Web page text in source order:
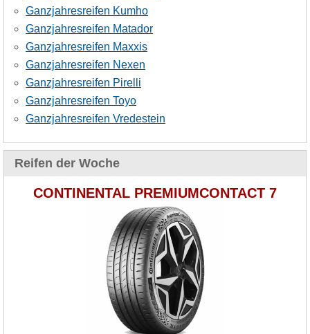
Ganzjahresreifen Kumho
Ganzjahresreifen Matador
Ganzjahresreifen Maxxis
Ganzjahresreifen Nexen
Ganzjahresreifen Pirelli
Ganzjahresreifen Toyo
Ganzjahresreifen Vredestein
Reifen der Woche
CONTINENTAL PREMIUMCONTACT 7